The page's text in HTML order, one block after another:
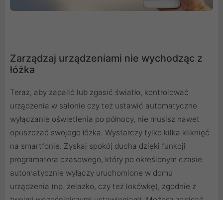
Zarządzaj urządzeniami nie wychodząc z
łóżka
Teraz, aby zapalić lub zgasić światło, kontrolować
urządzenia w salonie czy też ustawić automatyczne
wyłączanie oświetlenia po północy, nie musisz nawet
opuszczać swojego łóżka. Wystarczy tylko kilka kliknięć
na smartfonie. Zyskaj spokój ducha dzięki funkcji
programatora czasowego, który po określonym czasie
automatycznie wyłączy uruchomione w domu
urządzenia (np. żelazko, czy też lokówkę), zgodnie z